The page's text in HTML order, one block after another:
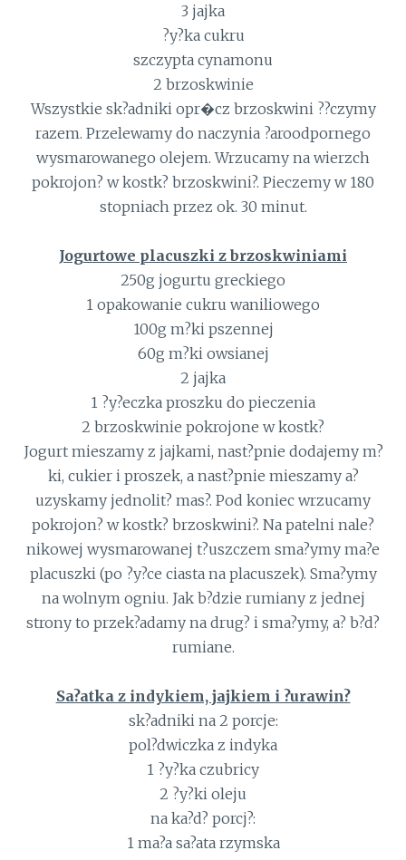
3 jajka
?y?ka cukru
szczypta cynamonu
2 brzoskwinie
Wszystkie sk?adniki opr�cz brzoskwini ??czymy
razem. Przelewamy do naczynia ?aroodpornego
wysmarowanego olejem. Wrzucamy na wierzch
pokrojon? w kostk? brzoskwini?. Pieczemy w 180
stopniach przez ok. 30 minut.
Jogurtowe placuszki z brzoskwiniami
250g jogurtu greckiego
1 opakowanie cukru waniliowego
100g m?ki pszennej
60g m?ki owsianej
2 jajka
1 ?y?eczka proszku do pieczenia
2 brzoskwinie pokrojone w kostk?
Jogurt mieszamy z jajkami, nast?pnie dodajemy m?
ki, cukier i proszek, a nast?pnie mieszamy a?
uzyskamy jednolit? mas?. Pod koniec wrzucamy
pokrojon? w kostk? brzoskwini?. Na patelni nale?
nikowej wysmarowanej t?uszczem sma?ymy ma?e
placuszki (po ?y?ce ciasta na placuszek). Sma?ymy
na wolnym ogniu. Jak b?dzie rumiany z jednej
strony to przek?adamy na drug? i sma?ymy, a? b?d?
rumiane.
Sa?atka z indykiem, jajkiem i ?urawin?
sk?adniki na 2 porcje:
pol?dwiczka z indyka
1 ?y?ka czubricy
2 ?y?ki oleju
na ka?d? porcj?:
1 ma?a sa?ata rzymska